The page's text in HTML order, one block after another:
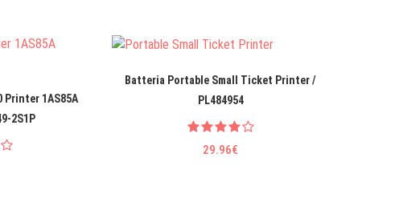
Printer 1AS85A
2S1P
Batteria Portable Small Ticket Printer /
PL484954
29.96€